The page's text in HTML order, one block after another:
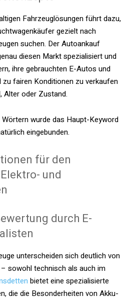
Fahrzeuglösungen führt dazu,
gezielt nach
suchen. Der Autoankauf
diesen Markt spezialisiert und
ihre gebrauchten E-Autos und
zu fairen Konditionen zu verkaufen
Alter oder Zustand.
wurde das Haupt-Keyword
eingebunden.
für den
und
durch E-
unterscheiden sich deutlich von
sowohl technisch als auch im
bietet eine spezialisierte
die die Besonderheiten von Akku-